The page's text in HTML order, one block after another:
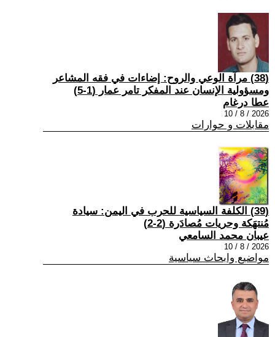
(38) مرآة الوعي والروح: إضاءات في فقه المشاعر
ومسؤولية الإنسان عند المفكر تامر عمار (1-5)
عطا درغام
2026 / 8 / 10
مقابلات و حوارات
(39) الكلفة السياسية للحرب في اليمن: سيادة
مُنتهَكة وحريات مُصادَرة (2-2)
عيبان محمد السامعي
2026 / 8 / 10
مواضيع وابحاث سياسية